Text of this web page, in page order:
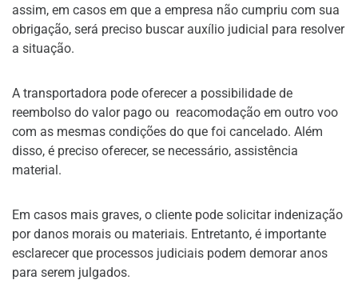
assim, em casos em que a empresa não cumpriu com sua
obrigação, será preciso buscar auxílio judicial para resolver
a situação.
A transportadora pode oferecer a possibilidade de
reembolso do valor pago ou reacomodação em outro voo
com as mesmas condições do que foi cancelado. Além
disso, é preciso oferecer, se necessário, assistência
material.
Em casos mais graves, o cliente pode solicitar indenização
por danos morais ou materiais. Entretanto, é importante
esclarecer que processos judiciais podem demorar anos
para serem julgados.